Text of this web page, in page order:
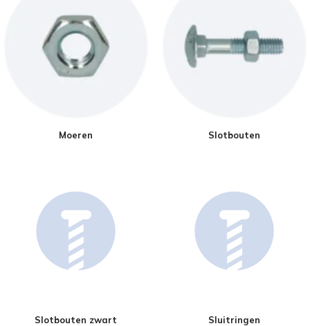
Moeren Slotbouten
Slotbouten zwart Sluitringen